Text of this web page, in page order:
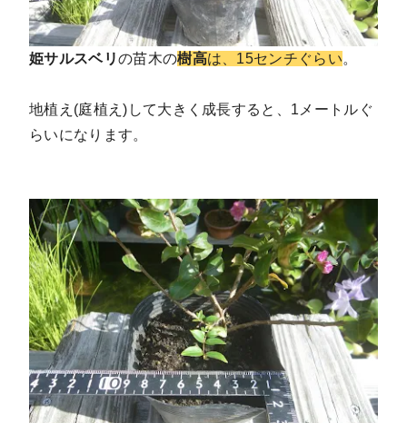
姫サルスベリの苗木の樹高は、15センチぐらい。
地植え(庭植え)して大きく成長すると、1メートルぐ
らいになります。